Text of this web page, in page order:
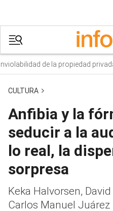
de la propiedad privada
CULTURA
Anfibia y la
seducir a la
lo real, la
sorpresa
Keka Halvorsen,
Carlos Manuel